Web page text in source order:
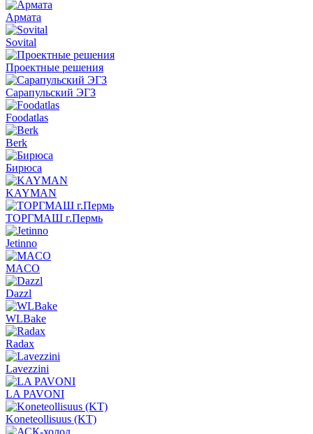
Армата
Sovital
Проектные решения
Сарапульский ЭГЗ
Foodatlas
Berk
Бирюса
KAYMAN
ТОРГМАШ г.Пермь
Jetinno
MACO
Dazzl
WLBake
Radax
Lavezzini
LA PAVONI
Koneteollisuus (KT)